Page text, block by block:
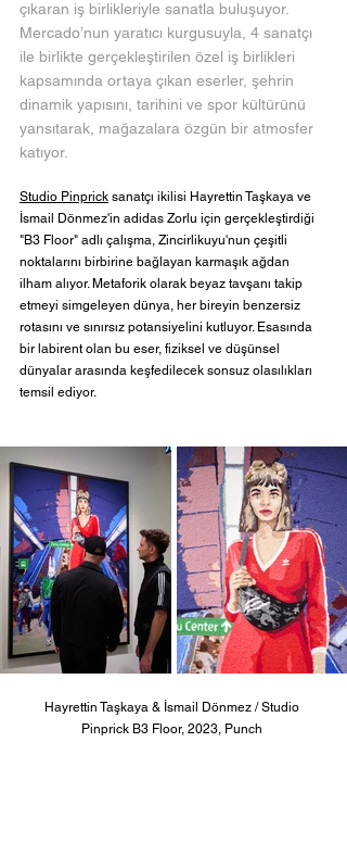
çıkaran iş birlikleriyle sanatla buluşuyor.
Mercado’nun yaratıcı kurgusuyla, 4 sanatçı
ile birlikte gerçekleştirilen özel iş birlikleri
kapsamında ortaya çıkan eserler, şehrin
dinamik yapısını, tarihini ve spor kültürünü
yansıtarak, mağazalara özgün bir atmosfer
katıyor.
Studio Pinprick sanatçı ikilisi Hayrettin Taşkaya ve
İsmail Dönmez'in adidas Zorlu için gerçekleştirdiği
"B3 Floor" adlı çalışma, Zincirlikuyu'nun çeşitli
noktalarını birbirine bağlayan karmaşık ağdan
ilham alıyor. Metaforik olarak beyaz tavşanı takip
etmeyi simgeleyen dünya, her bireyin benzersiz
rotasını ve sınırsız potansiyelini kutluyor. Esasında
bir labirent olan bu eser, fiziksel ve düşünsel
dünyalar arasında keşfedilecek sonsuz olasılıkları
temsil ediyor.
Hayrettin Taşkaya & İsmail Dönmez / Studio
Pinprick B3 Floor, 2023, Punch